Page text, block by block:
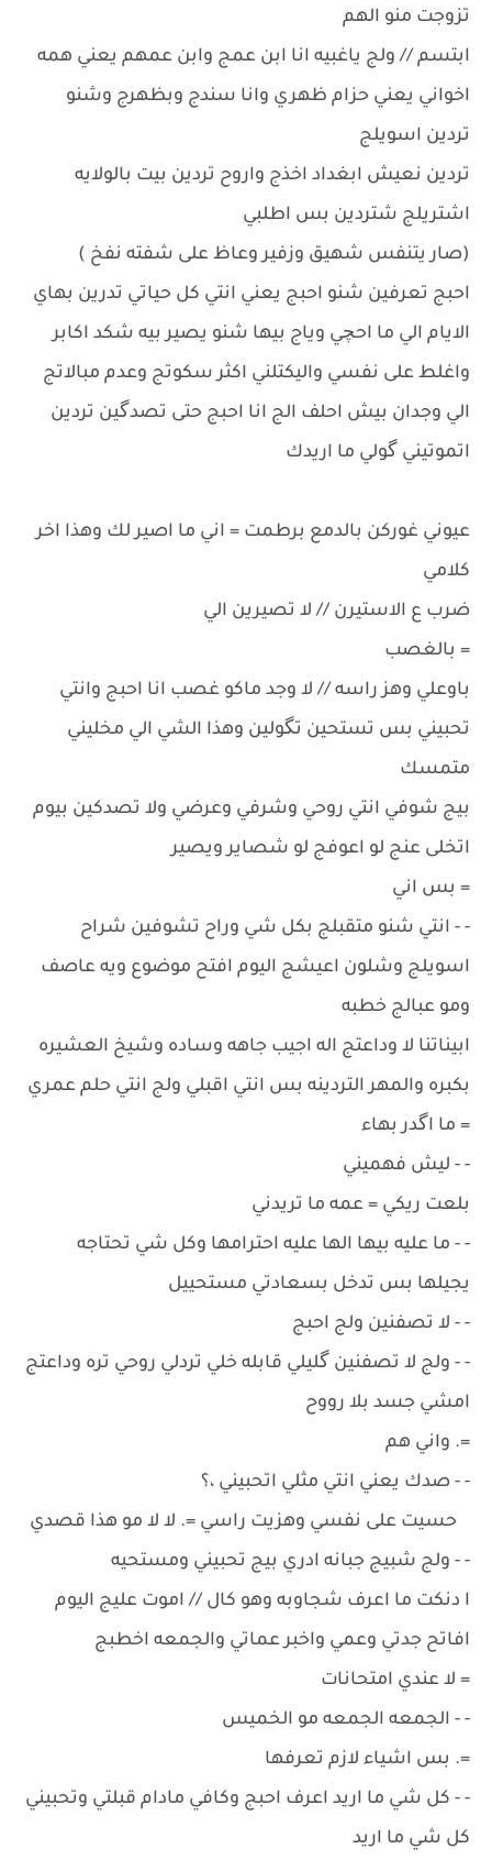
تزوجت منو الهم
ابتسم // ولج ياغبيه انا ابن عمج وابن عمهم يعني همه
اخواني يعني حزام ظهري وانا سندج وبظهرج وشنو
تردين اسويلج
تردين نعيش ابغداد اخذج واروح تردين بيت بالولايه
اشتريلج شتردين بس اطلبي
(صار يتنفس شهيق وزفير وعاظ على شفته نفخ )
احبج تعرفين شنو احبج يعني انتي كل حياتي تدرين بهاي
الايام الي ما احچي وياج بيها شنو يصير بيه شكد اكابر
واغلط على نفسي واليكتلني اكثر سكوتج وعدم مبالاتج
الي وجدان بيش احلف الج انا احبج حتى تصدگين تردين
اتموتيني گولي ما اريدك
عيوني غوركن بالدمع برطمت = اني ما اصير لك وهذا اخر
كلامي
ضرب ع الاستيرن // لا تصيرين الي
= بالغصب
باوعلي وهز راسه // لا وجد ماكو غصب انا احبج وانتي
تحبيني بس تستحين تگولين وهذا الشي الي مخليني
متمسك
بيج شوفي انتي روحي وشرفي وعرضي ولا تصدكين بيوم
اتخلى عنج لو اعوفج لو شصاير ويصير
= بس اني
- - انتي شنو متقبلج بكل شي وراح تشوفين شراح
اسويلج وشلون اعيشج اليوم افتح موضوع ويه عاصف
ومو عبالج خطبه
ابيناتنا لا وداعتج اله اجيب جاهه وساده وشيخ العشيره
بكبره والمهر التردينه بس انتي اقبلي ولج انتي حلم عمري
= ما اگدر بهاء
- - ليش فهميني
بلعت ريكي = عمه ما تريدني
- - ما عليه بيها الها عليه احترامها وكل شي تحتاجه
يجيلها بس تدخل بسعادتي مستحييل
- - لا تصفنين ولج احبج
- - ولج لا تصفنين گليلي قابله خلي تردلي روحي تره وداعتج
امشي جسد بلا رووح
=. واني هم
- - صدك يعني انتي مثلي اتحبيني ،؟
حسيت على نفسي وهزيت راسي =. لا لا مو هذا قصدي
- - ولج شبيج جبانه ادري بيج تحبيني ومستحيه
ا دنكت ما اعرف شجاوبه وهو كال // اموت عليج اليوم
افاتح جدتي وعمي واخبر عماتي والجمعه اخطبج
= لا عندي امتحانات
- - الجمعه الجمعه مو الخميس
=. بس اشياء لازم تعرفها
- - كل شي ما اريد اعرف احبج وكافي مادام قبلتي وتحبيني
كل شي ما اريد